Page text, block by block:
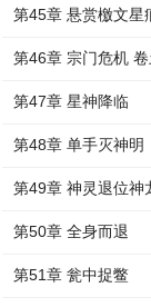
第45章 悬赏檄文星
第46章 宗门危机
第47章 星神降临
第48章 单手灭神明
第49章 神灵退位神
第50章 全身而退
第51章 瓮中捉鳖